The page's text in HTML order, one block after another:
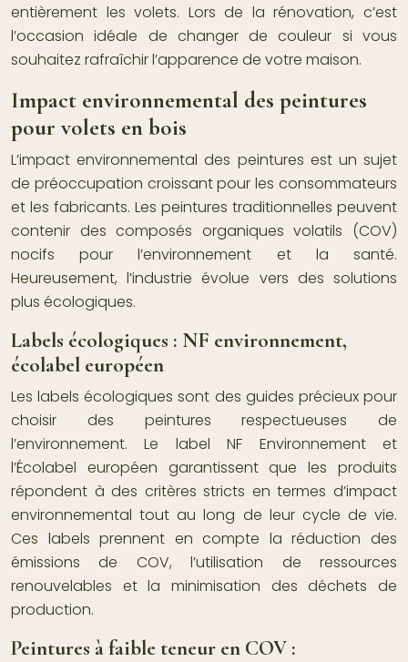
entièrement les volets. Lors de la rénovation, c’est
l’occasion idéale de changer de couleur si vous
souhaitez rafraîchir l’apparence de votre maison.
Impact environnemental des peintures
pour volets en bois
L’impact environnemental des peintures est un sujet
de préoccupation croissant pour les consommateurs
et les fabricants. Les peintures traditionnelles peuvent
contenir des composés organiques volatils (COV)
nocifs pour l’environnement et la santé.
Heureusement, l’industrie évolue vers des solutions
plus écologiques.
Labels écologiques : NF environnement,
écolabel européen
Les labels écologiques sont des guides précieux pour
choisir des peintures respectueuses de
l’environnement. Le label NF Environnement et
l’Écolabel européen garantissent que les produits
répondent à des critères stricts en termes d’impact
environnemental tout au long de leur cycle de vie.
Ces labels prennent en compte la réduction des
émissions de COV, l’utilisation de ressources
renouvelables et la minimisation des déchets de
production.
Peintures à faible teneur en COV :